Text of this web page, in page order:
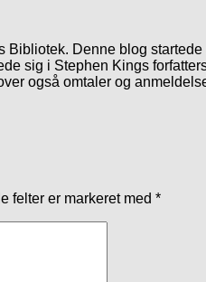
Denne blog
sig i Stephen Kings
også omtaler og
felter er markeret med *